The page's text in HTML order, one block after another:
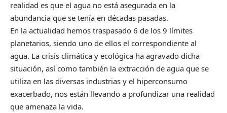
realidad es que el agua no está asegurada en la
abundancia que se tenía en décadas pasadas.
En la actualidad hemos traspasado 6 de los 9 límites
planetarios, siendo uno de ellos el correspondiente al
agua. La crisis climática y ecológica ha agravado dicha
situación, así como también la extracción de agua que se
utiliza en las diversas industrias y el hiperconsumo
exacerbado, nos están llevando a profundizar una realidad
que amenaza la vida.